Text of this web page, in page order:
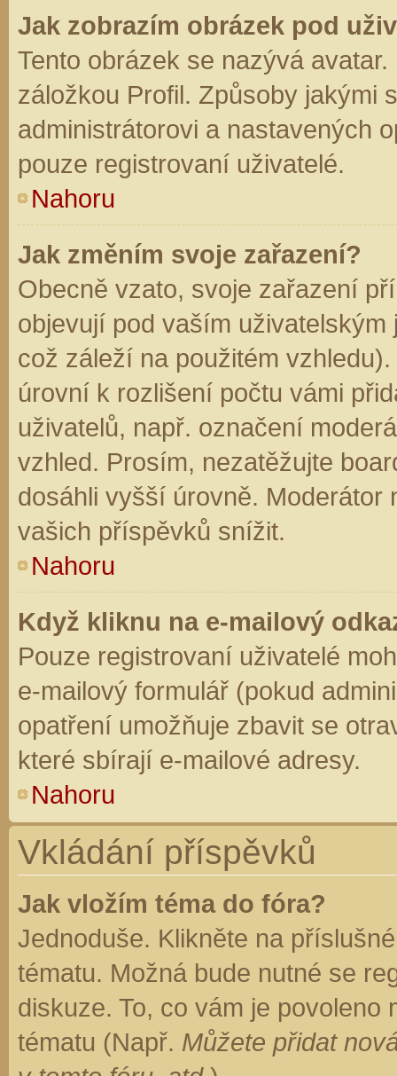
Jak zobrazím obrázek pod
Tento obrázek se nazývá
záložkou Profil. Způsoby jakými
administrátorovi a nastavených
pouze registrovaní uživatelé.
Nahoru
Jak změním svoje zařazení?
Obecně vzato, svoje zařazení
objevují pod vaším
což záleží na použitém
úrovní k rozlišení počtu vámi
uživatelů, např. označení
vzhled. Prosím, nezatěžujte
dosáhli vyšší úrovně. Moderátor
vašich příspěvků snížit.
Nahoru
Když kliknu na e-mailový
Pouze registrovaní uživatelé
e-mailový formulář (pokud
opatření umožňuje zbavit se
které sbírají e-mailové adresy.
Nahoru
Vkládání příspěvků
Jak vložím téma do fóra?
Jednoduše. Klikněte na
tématu. Možná bude nutné se
diskuze. To, co vám je
tématu (Např. Můžete přidat